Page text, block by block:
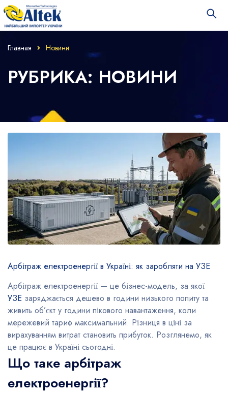
Главная Новини
РУБРИКА: НОВИНИ
Арбітраж електроенергії в Україні: як заробляти на УЗЕ
Арбітраж електроенергії — це бізнес-модель, за якої
УЗЕ заряджається дешево в години низького попиту та
живить об’єкт у години пікового навантаження, коли
мережевий тариф максимальний. Різниця в ціні за
вирахуванням витрат становить прибуток. Розглянемо, як
це працює в Україні сьогодні.
Що таке арбітраж
електроенергії?